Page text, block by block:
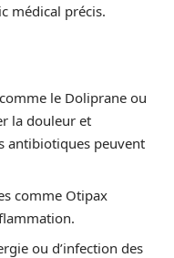
médical précis.
le Doliprane ou
la douleur et
antibiotiques peuvent
comme Otipax
ou d’infection des